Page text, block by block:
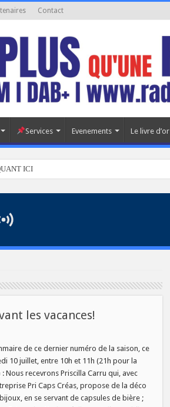
Contact
Services Evenements Le livre d’or
ICI
les vacances!
de ce dernier numéro de la saison, ce
10 juillet, entre 10h et 11h (21h pour la
Nous recevrons Priscilla Carru qui, avec
Pri Caps Créas, propose de la déco
en se servant de capsules de bière ;